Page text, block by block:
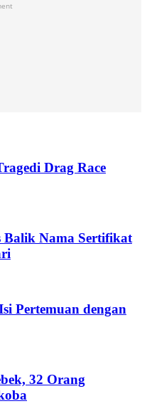
Drag Race
Balik Nama Sertifikat
Pertemuan dengan
32 Orang